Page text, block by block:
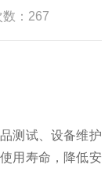
数：267
测试、设备维护
用寿命，降低安